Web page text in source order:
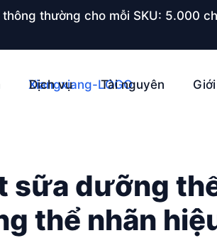
thường cho mỗi SKU: 5.000
Dịch vụ Tài nguyên
sữa dưỡng
thể nhãn